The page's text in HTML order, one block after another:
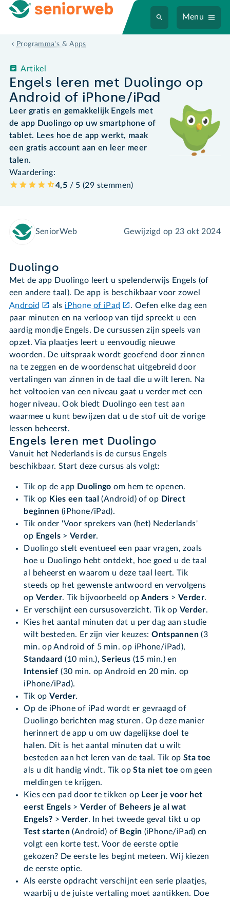
Menu
Programma's & Apps
Engels leren met Duolingo op
Android of iPhone/iPad
Artikel
Leer gratis en gemakkelijk Engels met
de app Duolingo op uw smartphone of
tablet. Lees hoe de app werkt, maak
een gratis account aan en leer meer
talen.
Waardering:
4,5 / 5 (29 stemmen)
SeniorWeb Gewijzigd op 23 okt 2024
Duolingo
Met de app Duolingo leert u spelenderwijs Engels (of
een andere taal). De app is beschikbaar voor zowel
Android
als iPhone of iPad
. Oefen elke dag een
paar minuten en na verloop van tijd spreekt u een
aardig mondje Engels. De cursussen zijn speels van
opzet. Via plaatjes leert u eenvoudig nieuwe
woorden. De uitspraak wordt geoefend door zinnen
na te zeggen en de woordenschat uitgebreid door
vertalingen van zinnen in de taal die u wilt leren. Na
het voltooien van een niveau gaat u verder met een
hoger niveau. Ook biedt Duolingo een test aan
waarmee u kunt bewijzen dat u de stof uit de vorige
lessen beheerst.
Engels leren met Duolingo
Vanuit het Nederlands is de cursus Engels
beschikbaar. Start deze cursus als volgt:
Tik op de app Duolingo om hem te openen.
Tik op Kies een taal(Android) of op Direct
beginnen (iPhone/iPad).
Tik onder 'Voor sprekers van (het) Nederlands'
op Engels>Verder.
Duolingo stelt eventueel een paar vragen, zoals
hoe u Duolingo hebt ontdekt, hoe goed u de taal
al beheerst en waarom u deze taal leert. Tik
steeds op het gewenste antwoord en vervolgens
op Verder. Tik bijvoorbeeld opAnders > Verder.
Er verschijnt een cursusoverzicht. Tik op Verder.
Kies het aantal minuten dat u per dag aan studie
wilt besteden. Er zijn vier keuzes:Ontspannen (3
min. op Android of 5 min. op iPhone/iPad),
Standaard (10 min.),Serieus (15 min.) en
Intensief(30 min. op Android en 20 min. op
iPhone/iPad).
Tik opVerder.
Op de iPhone of iPad wordt er gevraagd of
Duolingo berichten mag sturen. Op deze manier
herinnert de app u om uw dagelijkse doel te
halen. Dit is het aantal minuten dat u wilt
besteden aan het leren van de taal. Tik op Sta toe
als u dit handig vindt. Tik opSta niet toe om geen
meldingen te krijgen.
Kies een pad door te tikken op Leer je voor het
eerst Engels >Verder of Beheers je al wat
Engels? >Verder. In het tweede geval tikt u op
Test starten (Android) of Begin (iPhone/iPad) en
volgt een korte test. Voor de eerste optie
gekozen? De eerste les begint meteen. Wij kiezen
de eerste optie.
Als eerste opdracht verschijnt een serie plaatjes,
waarbij u de juiste vertaling moet aantikken. Doe